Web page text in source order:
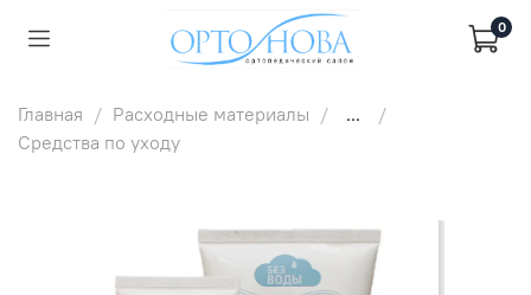
0
Главная Расходные материалы
...
Средства по уходу